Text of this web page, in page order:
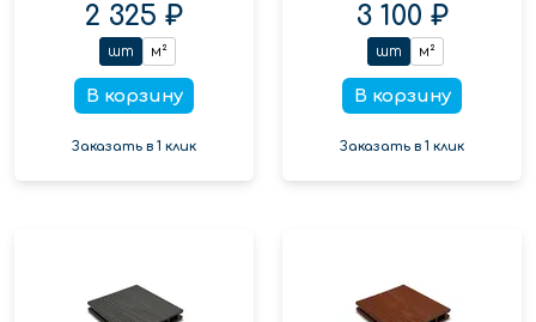
2 325 ₽
шт м²
В корзину
Заказать в 1 клик
3 100 ₽
шт м²
В корзину
Заказать в 1 клик